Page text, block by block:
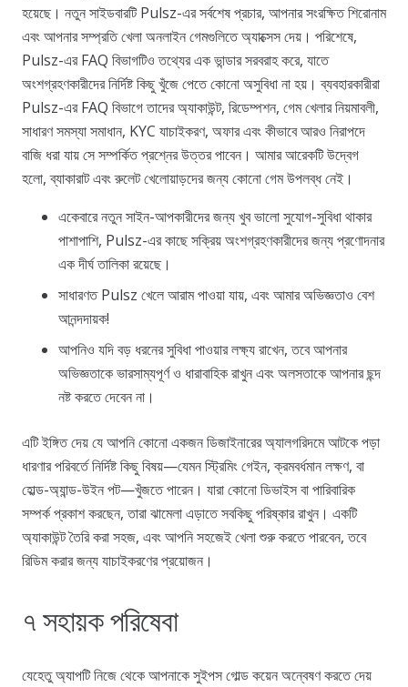
হয়েছে। নতুন সাইডবারটি Pulsz-এর সর্বশেষ প্রচার, আপনার সংরক্ষিত শিরোনাম
এবং আপনার সম্প্রতি খেলা অনলাইন গেমগুলিতে অ্যাক্সেস দেয়। পরিশেষে,
Pulsz-এর FAQ বিভাগটিও তথ্যের এক ভান্ডার সরবরাহ করে, যাতে
অংশগ্রহণকারীদের নির্দিষ্ট কিছু খুঁজে পেতে কোনো অসুবিধা না হয়। ব্যবহারকারীরা
Pulsz-এর FAQ বিভাগে তাদের অ্যাকাউন্ট, রিডেম্পশন, গেম খেলার নিয়মাবলী,
সাধারণ সমস্যা সমাধান, KYC যাচাইকরণ, অফার এবং কীভাবে আরও নিরাপদে
বাজি ধরা যায় সে সম্পর্কিত প্রশ্নের উত্তর পাবেন। আমার আরেকটি উদ্বেগ
হলো, ব্যাকারাট এবং রুলেট খেলোয়াড়দের জন্য কোনো গেম উপলব্ধ নেই।
একেবারে নতুন সাইন-আপকারীদের জন্য খুব ভালো সুযোগ-সুবিধা থাকার
পাশাপাশি, Pulsz-এর কাছে সক্রিয় অংশগ্রহণকারীদের জন্য প্রণোদনার
এক দীর্ঘ তালিকা রয়েছে।
সাধারণত Pulsz খেলে আরাম পাওয়া যায়, এবং আমার অভিজ্ঞতাও বেশ
আনন্দদায়ক!
আপনিও যদি বড় ধরনের সুবিধা পাওয়ার লক্ষ্য রাখেন, তবে আপনার
অভিজ্ঞতাকে ভারসাম্যপূর্ণ ও ধারাবাহিক রাখুন এবং অলসতাকে আপনার ছন্দ
নষ্ট করতে দেবেন না।
এটি ইঙ্গিত দেয় যে আপনি কোনো একজন ডিজাইনারের অ্যালগরিদমে আটকে পড়া
ধারণার পরিবর্তে নির্দিষ্ট কিছু বিষয়—যেমন স্ট্রিমিং গেইন, ক্রমবর্ধমান লক্ষণ, বা
হোল্ড-অ্যান্ড-উইন পট—খুঁজতে পারেন। যারা কোনো ডিভাইস বা পারিবারিক
সম্পর্ক প্রকাশ করছেন, তারা ঝামেলা এড়াতে সবকিছু পরিষ্কার রাখুন। একটি
অ্যাকাউন্ট তৈরি করা সহজ, এবং আপনি সহজেই খেলা শুরু করতে পারবেন, তবে
রিডিম করার জন্য যাচাইকরণের প্রয়োজন।
৭ সহায়ক পরিষেবা
যেহেতু অ্যাপটি নিজে থেকে আপনাকে সুইপস গোল্ড কয়েন অন্বেষণ করতে দেয়